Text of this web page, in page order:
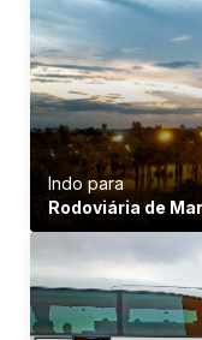
Indo para
Rodoviária de